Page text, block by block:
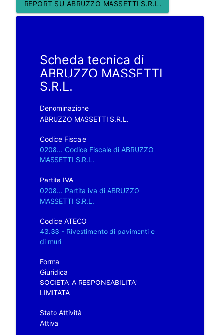
REPORT SU ABRUZZO MASSETTI S.R.L.
Scheda tecnica di
ABRUZZO MASSETTI
S.R.L.
Denominazione
ABRUZZO MASSETTI S.R.L.
Codice Fiscale
0208... Codice Fiscale di ABRUZZO
MASSETTI S.R.L.
Partita IVA
0208... Partita iva di ABRUZZO
MASSETTI S.R.L.
Codice ATECO
43.33 - Rivestimento di pavimenti e
di muri
Forma
Giuridica
SOCIETA' A RESPONSABILITA'
LIMITATA
Stato Attività
Attiva